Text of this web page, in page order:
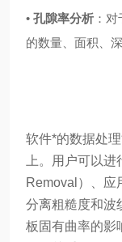
• 孔隙率分析 ：
的数量、面积、深
软件*的数据处
上。用户可以
Removal）、应
分离粗糙度和波
板固有曲率的影